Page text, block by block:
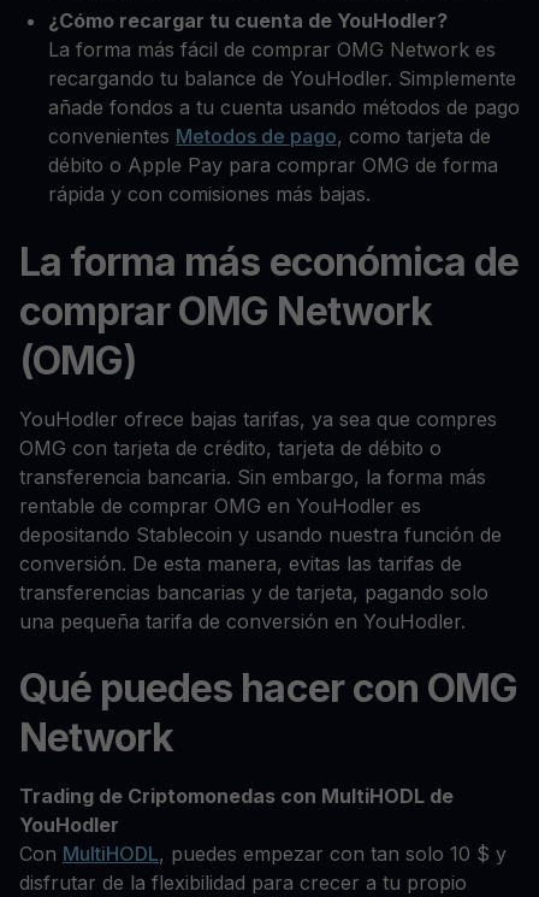
¿Cómo recargar tu cuenta de YouHodler?
La forma más fácil de comprar OMG Network es
recargando tu balance de YouHodler. Simplemente
añade fondos a tu cuenta usando métodos de pago
convenientes Metodos de pago, como tarjeta de
débito o Apple Pay para comprar OMG de forma
rápida y con comisiones más bajas.
La forma más económica de
comprar OMG Network
(OMG)
YouHodler ofrece bajas tarifas, ya sea que compres
OMG con tarjeta de crédito, tarjeta de débito o
transferencia bancaria. Sin embargo, la forma más
rentable de comprar OMG en YouHodler es
depositando Stablecoin y usando nuestra función de
conversión. De esta manera, evitas las tarifas de
transferencias bancarias y de tarjeta, pagando solo
una pequeña tarifa de conversión en YouHodler.
Qué puedes hacer con OMG
Network
Trading de Criptomonedas con MultiHODL de
YouHodler
Con MultiHODL, puedes empezar con tan solo 10 $ y
disfrutar de la flexibilidad para crecer a tu propio